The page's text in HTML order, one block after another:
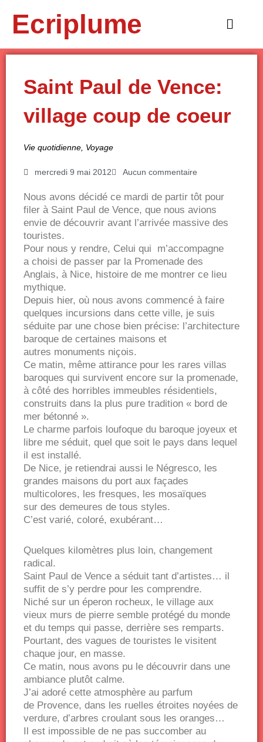
contenuEcriplume
Main
Saint Paul de Vence:
village coup de coeur
Vie quotidienne, Voyage
mercredi 9 mai 2012 Aucun commentaire
Nous avons décidé ce mardi de partir tôt pour
filer à Saint Paul de Vence, que nous avions
envie de découvrir avant l’arrivée massive des
touristes.
Pour nous y rendre, Celui qui m’accompagne
a choisi de passer par la Promenade des
Anglais, à Nice, histoire de me montrer ce lieu
mythique.
Depuis hier, où nous avons commencé à faire
quelques incursions dans cette ville, je suis
séduite par une chose bien précise: l’architecture
baroque de certaines maisons et
autres monuments niçois.
Ce matin, même attirance pour les rares villas
baroques qui survivent encore sur la promenade,
à côté des horribles immeubles résidentiels,
construits dans la plus pure tradition « bord de
mer bétonné ».
Le charme parfois loufoque du baroque joyeux et
libre me séduit, quel que soit le pays dans lequel
il est installé.
De Nice, je retiendrai aussi le Négresco, les
grandes maisons du port aux façades
multicolores, les fresques, les mosaïques
sur des demeures de tous styles.
C’est varié, coloré, exubérant…
Quelques kilomètres plus loin, changement
radical.
Saint Paul de Vence a séduit tant d’artistes… il
suffit de s’y perdre pour les comprendre.
Niché sur un éperon rocheux, le village aux
vieux murs de pierre semble protégé du monde
et du temps qui passe, derrière ses remparts.
Pourtant, des vagues de touristes le visitent
chaque jour, en masse.
Ce matin, nous avons pu le découvrir dans une
ambiance plutôt calme.
J’ai adoré cette atmosphère au parfum
de Provence, dans les ruelles étroites noyées de
verdure, d’arbres croulant sous les oranges…
Il est impossible de ne pas succomber au